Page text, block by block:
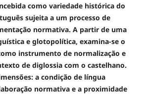
como variedade histórica do
sujeita a um processo de
normativa. A partir de uma
e glotopolítica, examina-se o
instrumento de normalização e
de diglossia com o castelhano.
a condição de língua
normativa e a proximidade